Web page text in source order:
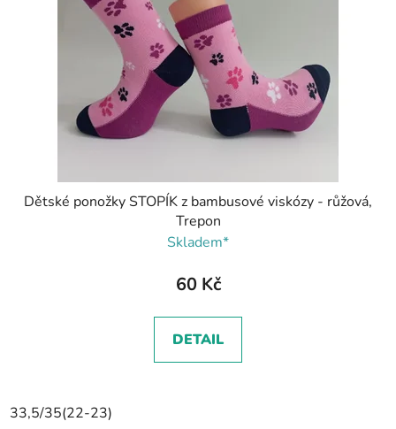
Dětské ponožky STOPÍK z bambusové viskózy - růžová,
Trepon
Skladem*
60 Kč
DETAIL
33,5/35(22-23)